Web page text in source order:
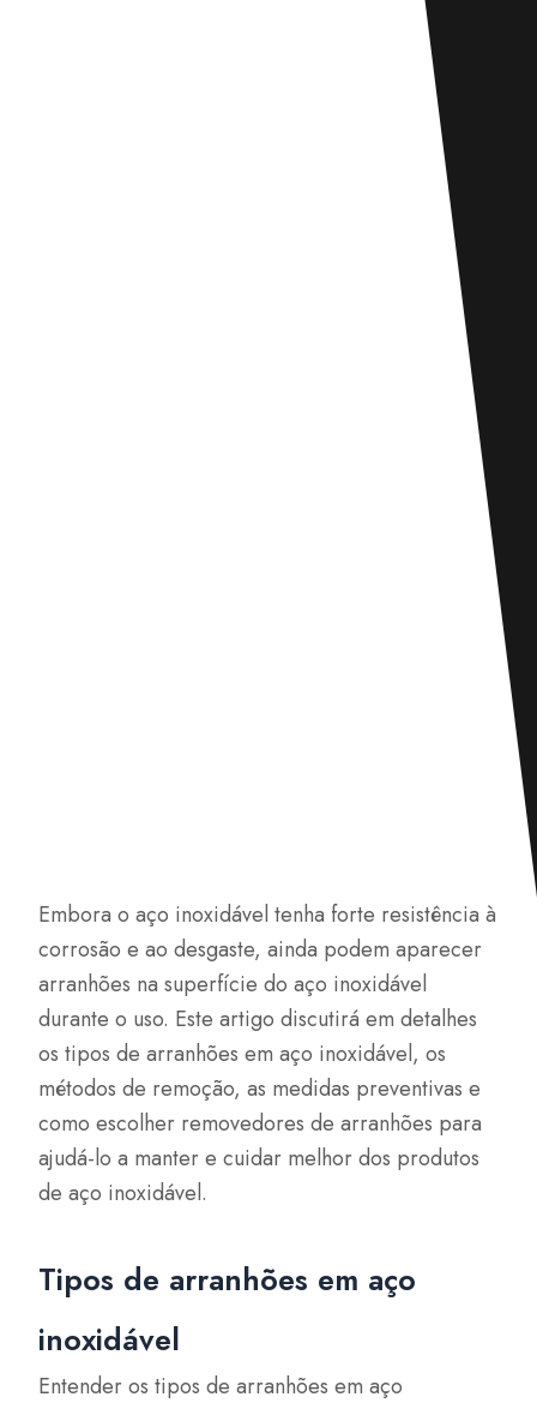
Embora o aço inoxidável tenha forte resistência à
corrosão e ao desgaste, ainda podem aparecer
arranhões na superfície do aço inoxidável
durante o uso. Este artigo discutirá em detalhes
os tipos de arranhões em aço inoxidável, os
métodos de remoção, as medidas preventivas e
como escolher removedores de arranhões para
ajudá-lo a manter e cuidar melhor dos produtos
de aço inoxidável.
Tipos de arranhões em aço
inoxidável
Entender os tipos de arranhões em aço